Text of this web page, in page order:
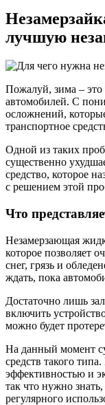
лучшую
Пожалуй, зима – это
автомобилей. С
осложнений,
транспортное
Одной из таких
существенно
средство, которое
с решением этой
Что
Незамерзающая
которое позволяет
снег, грязь и
ждать, пока
Достаточно лишь
включить
можно будет
На данный момент
средств такого
эффективностью и
так что нужно
регулярного